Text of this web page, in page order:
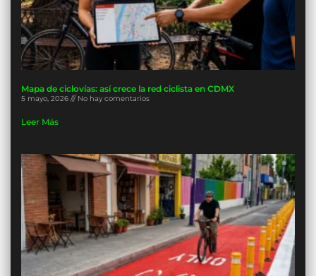
Mapa de ciclovías: así crece la red ciclista en CDMX
5 mayo, 2026 No hay comentarios
Leer Más